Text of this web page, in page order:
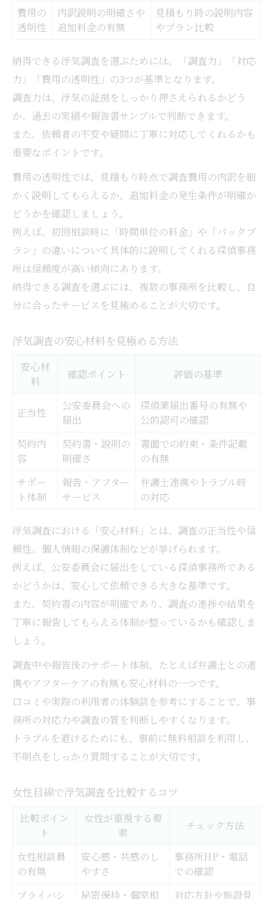
費用の
透明性
内訳説明の明確さや
追加料金の有無
見積もり時の説明内容
やプラン比較
納得できる浮気調査を選ぶためには、「調査力」「対応
力」「費用の透明性」の3つが基準となります。
調査力は、浮気の証拠をしっかり押さえられるかどう
か、過去の実績や報告書サンプルで判断できます。
また、依頼者の不安や疑問に丁寧に対応してくれるかも
重要なポイントです。
費用の透明性では、見積もり時点で調査費用の内訳を細
かく説明してもらえるか、追加料金の発生条件が明確か
どうかを確認しましょう。
例えば、初回相談時に「時間単位の料金」や「パックプ
ラン」の違いについて具体的に説明してくれる探偵事務
所は信頼度が高い傾向にあります。
納得できる調査を選ぶには、複数の事務所を比較し、自
分に合ったサービスを見極めることが大切です。
浮気調査の安心材料を見極める方法
安心材
料
確認ポイント 評価の基準
正当性
公安委員会への
届出
探偵業届出番号の有無や
公的認可の確認
契約内
容
契約書・説明の
明確さ
書面での約束・条件記載
の有無
サポー
ト体制
報告・アフター
サービス
弁護士連携やトラブル時
の対応
浮気調査における「安心材料」とは、調査の正当性や信
頼性、個人情報の保護体制などが挙げられます。
例えば、公安委員会に届出をしている探偵事務所である
かどうかは、安心して依頼できる大きな基準です。
また、契約書の内容が明確であり、調査の進捗や結果を
丁寧に報告してもらえる体制が整っているかも確認しま
しょう。
調査中や報告後のサポート体制、たとえば弁護士との連
携やアフターケアの有無も安心材料の一つです。
口コミや実際の利用者の体験談を参考にすることで、事
務所の対応力や調査の質を判断しやすくなります。
トラブルを避けるためにも、事前に無料相談を利用し、
不明点をしっかり質問することが大切です。
女性目線で浮気調査を比較するコツ
比較ポイン
ト
女性が重視する要
素
チェック方法
女性相談員
の有無
安心感・共感のし
やすさ
事務所HP・電話
での確認
プライバシ
秘密保持・個室相 対応方針や施設見